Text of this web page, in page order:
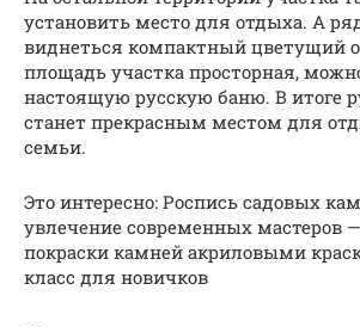
установить место для отдыха. А
виднеться компактный цветущий
площадь участка просторная,
настоящую русскую баню. В итоге
станет прекрасным местом для
семьи.
Это интересно: Роспись садовых
увлечение современных мастеров
покраски камней акриловыми
класс для новичков